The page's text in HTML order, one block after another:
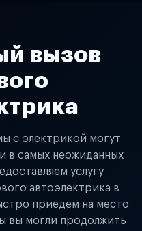
вызов
с электрикой могут
в самых неожиданных
услугу
автоэлектрика в
приедем на место
вы могли продолжить